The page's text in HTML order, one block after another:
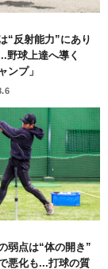
“反射能力”にあり
野球上達へ導く
ンプ」
弱点は“体の開き”
悪化も...打球の質